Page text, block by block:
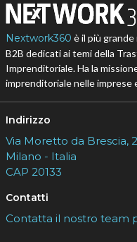
Nextwork360 è il più
B2B dedicati ai temi della
Imprenditoriale. Ha la
imprenditoriale nelle imprese
Indirizzo
Via Moretto da Brescia,
Milano - Italia
CAP 20133
Contatti
Contatta il nostro team